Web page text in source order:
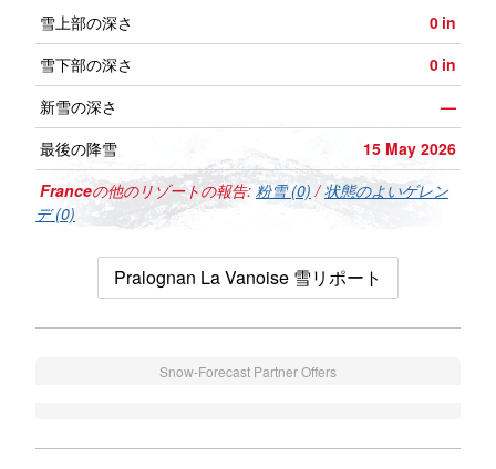
雪上部の深さ 0 in
雪下部の深さ
0 in
新雪の深さ
—
最後の降雪
15 May 2026
Franceの他のリゾートの報告: 粉雪 (0) /状態のよいゲレン
デ (0)
Pralognan La Vanoise 雪リポート
Snow-Forecast Partner Offers